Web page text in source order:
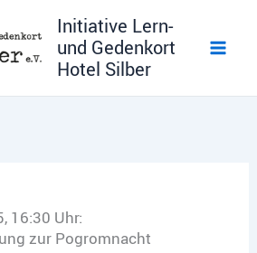
Initiative Lern-
und Gedenkort
Hotel Silber
16:30 Uhr:
zur Pogromnacht